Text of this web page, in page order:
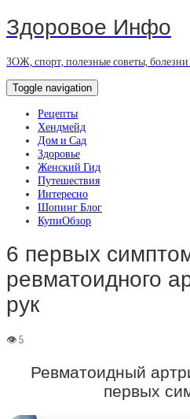
Здоровое Инфо
ЗОЖ, спорт, полезные советы,
Toggle navigation
Рецепты
Хендмейд
Дом и Сад
Здоровье
Женский Гид
Путешествия
Интересно
Шопинг Блог
КупиОбзор
6 первых
ревматоидного
рук
Ревматоидный
первых